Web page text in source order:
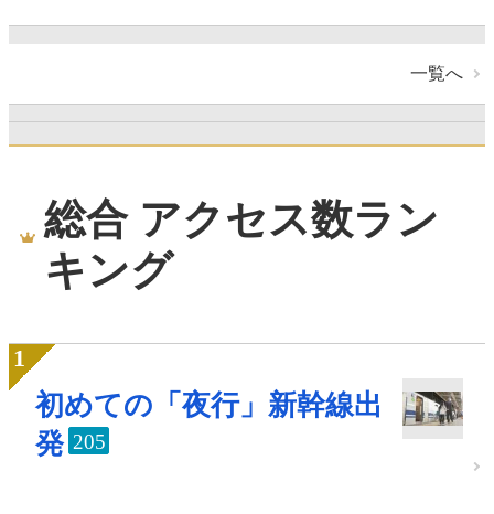
一覧へ
総合 アクセス数ラン
キング
初めての「夜行」新幹線出
発 205